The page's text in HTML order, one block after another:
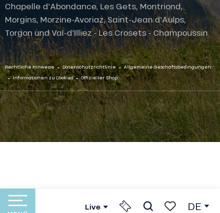
Live DE
Chapelle d'Abondance, Les Gets, Montriond,
Morgins, Morzine-Avoriaz, Saint-Jean d'Aulps,
Torgon und Val-d'Illiez - Les Crosets - Champoussin.
Rechtliche Hinweise - Datenschutzrichtlinie - Allgemeine Geschäftsbedingungen
- Informationen zu Cookies - Offizieller Shop